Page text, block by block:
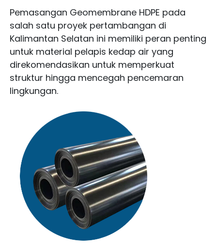
Pemasangan Geomembrane HDPE pada
salah satu proyek pertambangan di
Kalimantan Selatan ini memiliki peran penting
untuk material pelapis kedap air yang
direkomendasikan untuk memperkuat
struktur hingga mencegah pencemaran
lingkungan.